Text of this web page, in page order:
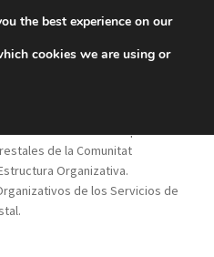
de la Comunitat
Organizativa.
de los Servicios de
the best experience on our
cookies we are using or